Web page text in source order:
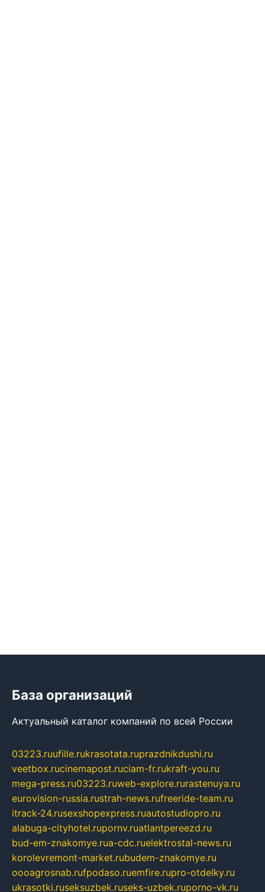
База организаций
Актуальный каталог компаний по всей России
03223.ruufille.rukrasotata.ruprazdnikdushi.ru
veetbox.rucinemapost.ruciam-fr.rukraft-you.ru
mega-press.ru03223.ruweb-explore.rurastenuya.ru
eurovision-russia.rustrah-news.rufreeride-team.ru
itrack-24.rusexshopexpress.ruautostudiopro.ru
alabuga-cityhotel.rupornv.ruatlantpereezd.ru
bud-em-znakomye.rua-cdc.ruelektrostal-news.ru
korolevremont-market.rubudem-znakomye.ru
oooagrosnab.rufpodaso.ruemfire.rupro-otdelky.ru
ukrasotki.ruseksuzbek.ruseks-uzbek.ruporno-vk.ru